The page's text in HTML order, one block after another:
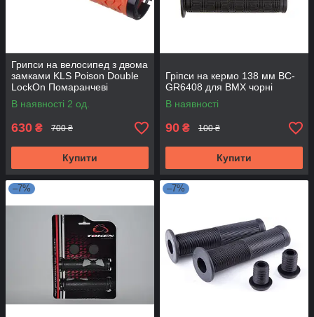
Грипси на велосипед з двома
замками KLS Poison Double
LockOn Помаранчеві
В наявності 2 од.
630 ₴ 700 ₴
Купити
Гріпси на кермо 138 мм BC-
GR6408 для BMX чорні
В наявності
90 ₴ 100 ₴
Купити
–7% –7%